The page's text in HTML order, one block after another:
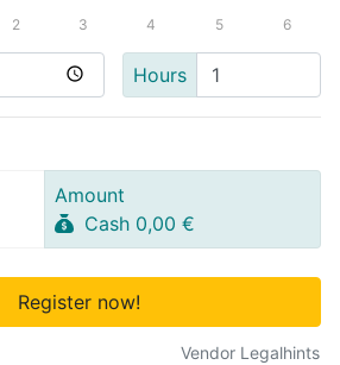
2 3 4 5 6
Hours
Amount
Cash 0,00 €
Register now!
Vendor Legalhints